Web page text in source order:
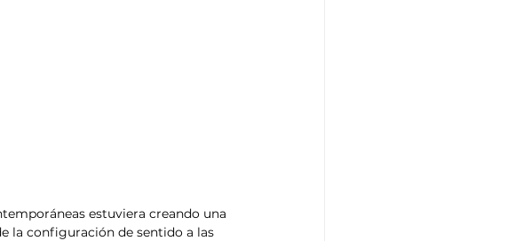
estuviera creando una
la configuración de sentido a las